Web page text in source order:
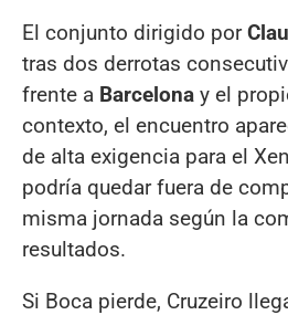
El conjunto dirigido por
tras dos derrotas
frente a Barcelona y el
contexto, el encuentro
de alta exigencia para el
podría quedar fuera de
misma jornada según la
resultados.
Si Boca pierde, Cruzeiro